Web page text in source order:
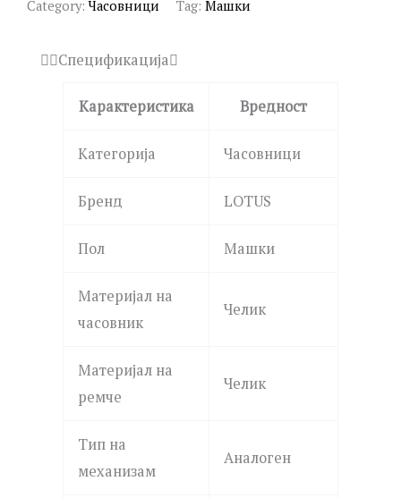
Category:Часовници Tag: Машки
Спецификација
Карактеристика Вредност
Категорија Часовници
Бренд LOTUS
Пол Машки
Материјал на
часовник
Челик
Материјал на
ремче
Челик
Тип на
механизам
Аналоген